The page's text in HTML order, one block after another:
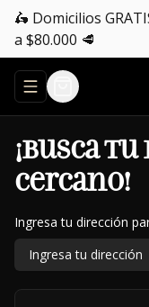
🛵 Domicilios
a $80.000 🥩
Abrir menu de
¡Busca
cercano!
Ingresa tu dirección
Ingresa tu dirección